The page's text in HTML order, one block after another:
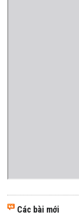
Các bài mới